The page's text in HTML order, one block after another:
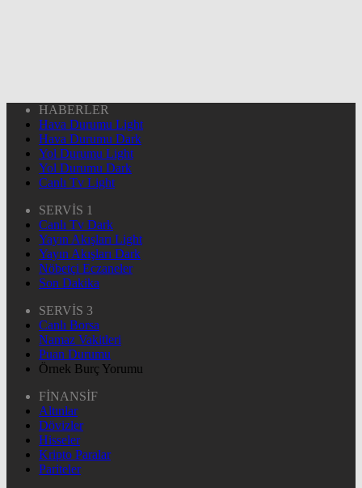
HABERLER
Hava Durumu Light
Hava Durumu Dark
Yol Durumu Light
Yol Durumu Dark
Canlı Tv Light
SERVİS 1
Canlı Tv Dark
Yayın Akışları Light
Yayın Akışları Dark
Nöbetçi Eczaneler
Son Dakika
SERVİS 3
Canlı Borsa
Namaz Vakitleri
Puan Durumu
Örnek Burç Yorumu
FİNANSİF
Altınlar
Dövizler
Hisseler
Kripto Paralar
Pariteler